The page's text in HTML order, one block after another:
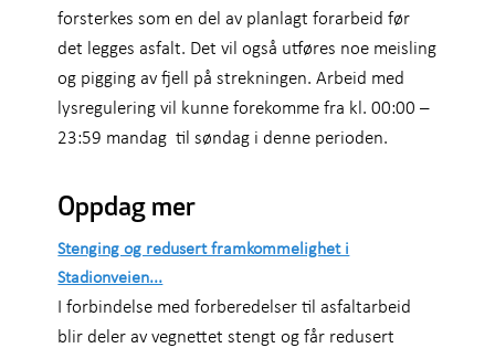
forsterkes som en del av planlagt forarbeid før
det legges asfalt. Det vil også utføres noe meisling
og pigging av fjell på strekningen. Arbeid med
lysregulering vil kunne forekomme fra kl. 00:00 –
23:59 mandag til søndag i denne perioden.
Oppdag mer
Stenging og redusert framkommelighet i
Stadionveien...
I forbindelse med forberedelser til asfaltarbeid
blir deler av vegnettet stengt og får redusert